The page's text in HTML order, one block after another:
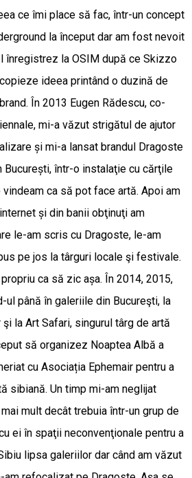
ce îmi place să fac, într-un concept
la început dar am fost nevoit
înregistrez la OSIM după ce Skizzo
ideea printând o duzină de
În 2013 Eugen Rădescu, co-
mi-a văzut strigătul de ajutor
și mi-a lansat brandul Dragoste
București, într-o instalaţie cu cărţile
ca să pot face artă. Apoi am
și din banii obţinuţi am
le-am scris cu Dragoste, le-am
pe jos la târguri locale şi festivale.
ca să zic așa. În 2014, 2015,
ul până în galeriile din Bucureşti, la
la Art Safari, singurul târg de artă
să organizez Noaptea Albă a
cu Asociația Ephemair pentru a
sibiană. Un timp mi-am neglijat
mult decât trebuia într-un grup de
ei în spaţii neconvenţionale pentru a
lipsa galeriilor dar când am văzut